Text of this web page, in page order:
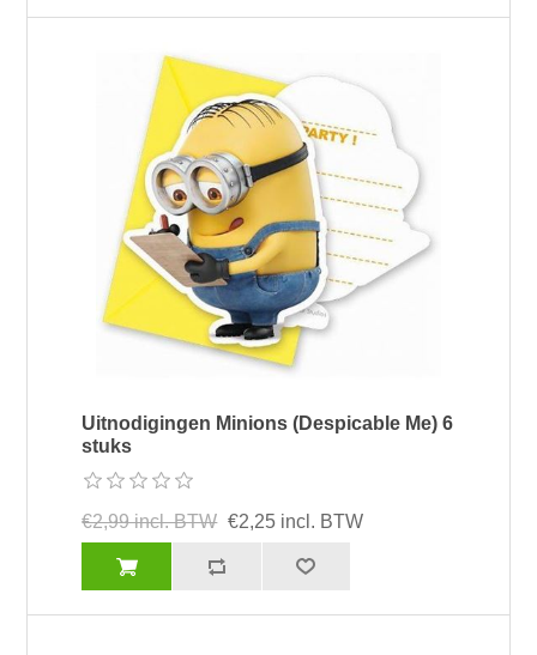
Uitnodigingen Minions (Despicable Me) 6
stuks
€2,99 incl. BTW €2,25 incl. BTW